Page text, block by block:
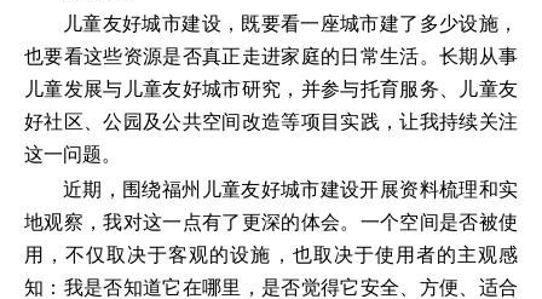
儿童友好城市建设，既要看一座城市建了多少设施，
也要看这些资源是否真正走进家庭的日常生活。长期从事
儿童发展与儿童友好城市研究，并参与托育服务、儿童友
好社区、公园及公共空间改造等项目实践，让我持续关注
这一问题。
近期，围绕福州儿童友好城市建设开展资料梳理和实
地观察，我对这一点有了更深的体会。一个空间是否被使
用，不仅取决于客观的设施，也取决于使用者的主观感
知：我是否知道它在哪里，是否觉得它安全、方便、适合